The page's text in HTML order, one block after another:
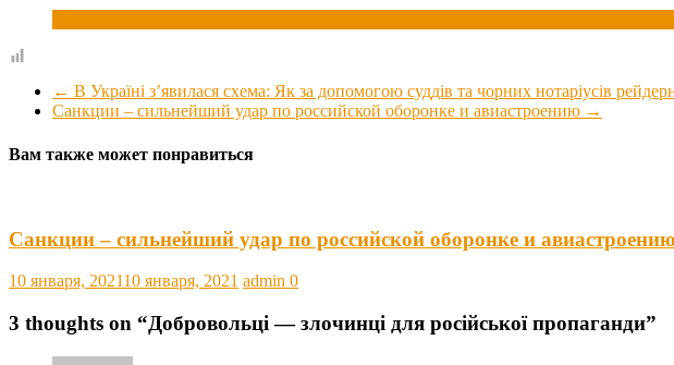
← В Україні з’явилася схема: Як за допомогою суддів та чорних нотаріусів
Санкции – сильнейший удар по российской оборонке и авиастроению →
Вам также может понравиться
Санкции – сильнейший удар по российской оборонке и авиастроению
10 января, 202110 января, 2021 admin 0
3 thoughts on “Добровольці — злочинці для російської пропаганди”